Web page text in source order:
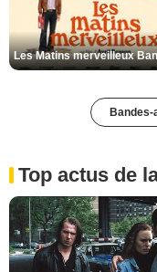
Bandes-
Top actus de